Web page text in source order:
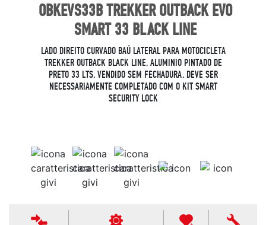
OBKEVS33B TREKKER OUTBACK EVO
SMART 33 BLACK LINE
LADO DIREITO CURVADO BAÚ LATERAL PARA MOTOCICLETA
TREKKER OUTBACK BLACK LINE, ALUMINIO PINTADO DE
PRETO 33 LTS, VENDIDO SEM FECHADURA. DEVE SER
NECESSARIAMENTE COMPLETADO COM O KIT SMART
SECURITY LOCK